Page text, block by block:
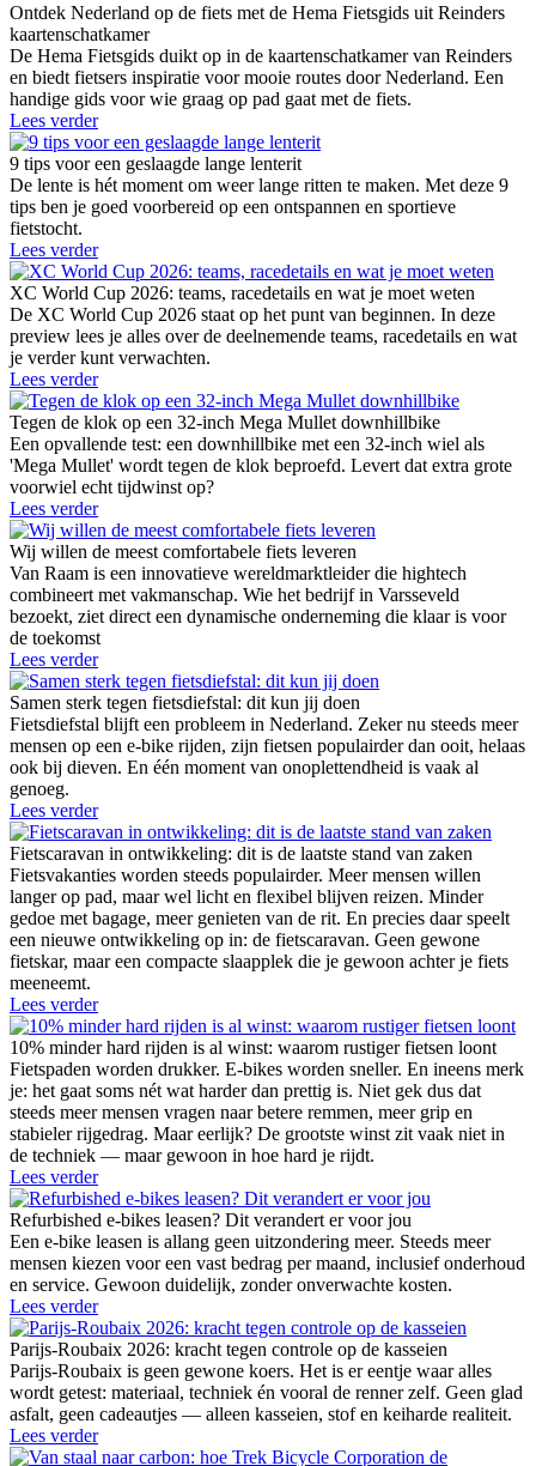
Ontdek Nederland op de fiets met de Hema Fietsgids uit Reinders
kaartenschatkamer
De Hema Fietsgids duikt op in de kaartenschatkamer van Reinders
en biedt fietsers inspiratie voor mooie routes door Nederland. Een
handige gids voor wie graag op pad gaat met de fiets.
Lees verder
9 tips voor een geslaagde lange lenterit
De lente is hét moment om weer lange ritten te maken. Met deze 9
tips ben je goed voorbereid op een ontspannen en sportieve
fietstocht.
Lees verder
XC World Cup 2026: teams, racedetails en wat je moet weten
De XC World Cup 2026 staat op het punt van beginnen. In deze
preview lees je alles over de deelnemende teams, racedetails en wat
je verder kunt verwachten.
Lees verder
Tegen de klok op een 32-inch Mega Mullet downhillbike
Een opvallende test: een downhillbike met een 32-inch wiel als
'Mega Mullet' wordt tegen de klok beproefd. Levert dat extra grote
voorwiel echt tijdwinst op?
Lees verder
Wij willen de meest comfortabele fiets leveren
Van Raam is een innovatieve wereldmarktleider die hightech
combineert met vakmanschap. Wie het bedrijf in Varsseveld
bezoekt, ziet direct een dynamische onderneming die klaar is voor
de toekomst
Lees verder
Samen sterk tegen fietsdiefstal: dit kun jij doen
Fietsdiefstal blijft een probleem in Nederland. Zeker nu steeds meer
mensen op een e-bike rijden, zijn fietsen populairder dan ooit, helaas
ook bij dieven. En één moment van onoplettendheid is vaak al
genoeg.
Lees verder
Fietscaravan in ontwikkeling: dit is de laatste stand van zaken
Fietsvakanties worden steeds populairder. Meer mensen willen
langer op pad, maar wel licht en flexibel blijven reizen. Minder
gedoe met bagage, meer genieten van de rit. En precies daar speelt
een nieuwe ontwikkeling op in: de fietscaravan. Geen gewone
fietskar, maar een compacte slaapplek die je gewoon achter je fiets
meeneemt.
Lees verder
10% minder hard rijden is al winst: waarom rustiger fietsen loont
Fietspaden worden drukker. E-bikes worden sneller. En ineens merk
je: het gaat soms nét wat harder dan prettig is. Niet gek dus dat
steeds meer mensen vragen naar betere remmen, meer grip en
stabieler rijgedrag. Maar eerlijk? De grootste winst zit vaak niet in
de techniek — maar gewoon in hoe hard je rijdt.
Lees verder
Refurbished e-bikes leasen? Dit verandert er voor jou
Een e-bike leasen is allang geen uitzondering meer. Steeds meer
mensen kiezen voor een vast bedrag per maand, inclusief onderhoud
en service. Gewoon duidelijk, zonder onverwachte kosten.
Lees verder
Parijs-Roubaix 2026: kracht tegen controle op de kasseien
Parijs-Roubaix is geen gewone koers. Het is er eentje waar alles
wordt getest: materiaal, techniek én vooral de renner zelf. Geen glad
asfalt, geen cadeautjes — alleen kasseien, stof en keiharde realiteit.
Lees verder